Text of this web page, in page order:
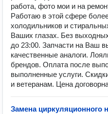
работа, фото мои и на
Работаю в этой сфере
холодильников и
Ваших глазах. Без
до 23:00. Запчасти на Ваш
качественные аналоги.
брендов. Оплата после
выполненные услуги.
и ветеранам. Цена
Замена циркуляционного